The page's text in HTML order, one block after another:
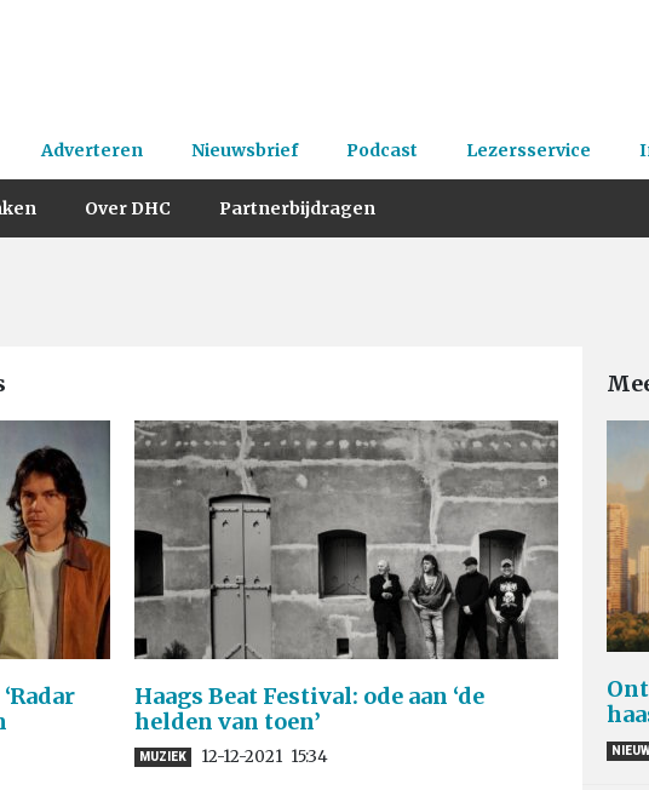
Adverteren Nieuwsbrief Podcast Lezersservice
Over DHC Partnerbijdragen
Haags Beat Festival: ode aan ‘de
helden van toen’
MUZIEK 12-12-2021 15:34